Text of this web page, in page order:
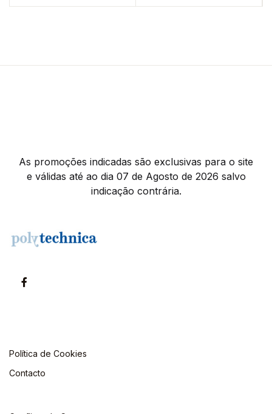
As promoções indicadas são exclusivas para o site
e válidas até ao dia 07 de Agosto de 2026 salvo
indicação contrária.
Política de Cookies
Contacto